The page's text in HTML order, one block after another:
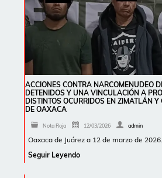
ACCIONES CONTRA NARCOMENUDEO
DETENIDOS Y UNA VINCULACIÓN A
DISTINTOS OCURRIDOS EN ZIMATLÁN
DE OAXACA
Nota Roja 12/03/2026 admin
Oaxaca de Juárez a 12 de marzo de
Seguir Leyendo